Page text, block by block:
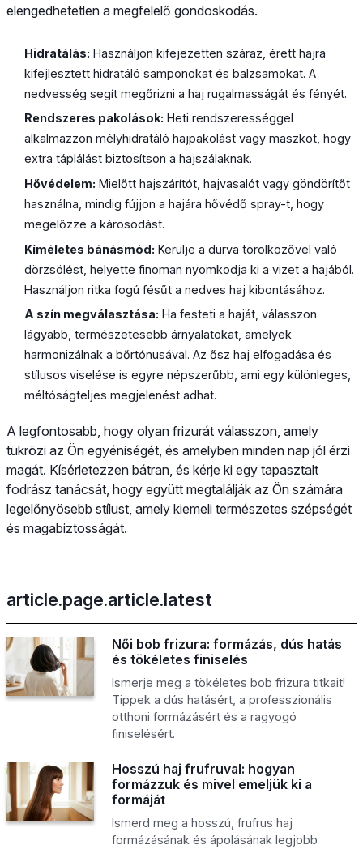
elengedhetetlen a megfelelő gondoskodás.
Hidratálás: Használjon kifejezetten száraz, érett hajra
kifejlesztett hidratáló samponokat és balzsamokat. A
nedvesség segít megőrizni a haj rugalmasságát és fényét.
Rendszeres pakolások: Heti rendszerességgel
alkalmazzon mélyhidratáló hajpakolást vagy maszkot, hogy
extra táplálást biztosítson a hajszálaknak.
Hővédelem: Mielőtt hajszárítót, hajvasalót vagy göndörítőt
használna, mindig fújjon a hajára hővédő spray-t, hogy
megelőzze a károsodást.
Kíméletes bánásmód: Kerülje a durva törölközővel való
dörzsölést, helyette finoman nyomkodja ki a vizet a hajából.
Használjon ritka fogú fésűt a nedves haj kibontásához.
A szín megválasztása: Ha festeti a haját, válasszon
lágyabb, természetesebb árnyalatokat, amelyek
harmonizálnak a bőrtónusával. Az ősz haj elfogadása és
stílusos viselése is egyre népszerűbb, ami egy különleges,
méltóságteljes megjelenést adhat.
A legfontosabb, hogy olyan frizurát válasszon, amely
tükrözi az Ön egyéniségét, és amelyben minden nap jól érzi
magát. Kísérletezzen bátran, és kérje ki egy tapasztalt
fodrász tanácsát, hogy együtt megtalálják az Ön számára
legelőnyösebb stílust, amely kiemeli természetes szépségét
és magabiztosságát.
article.page.article.latest
Női bob frizura: formázás, dús hatás
és tökéletes finiselés
Ismerje meg a tökéletes bob frizura titkait!
Tippek a dús hatásért, a professzionális
otthoni formázásért és a ragyogó
finiselésért.
Hosszú haj frufruval: hogyan
formázzuk és mivel emeljük ki a
formáját
Ismerd meg a hosszú, frufrus haj
formázásának és ápolásának legjobb